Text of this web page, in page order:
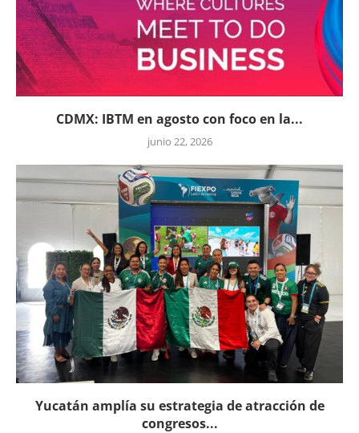
CDMX: IBTM en agosto con foco en la...
junio 22, 2026
Yucatán amplía su estrategia de atracción de
congresos...